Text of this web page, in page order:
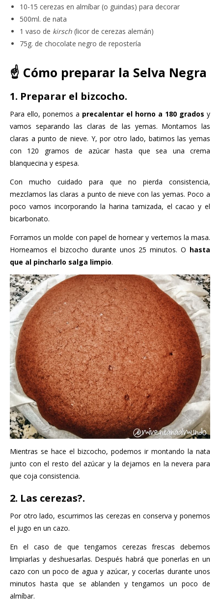
10-15 cerezas en almíbar (o guindas) para decorar
500ml. de nata
1 vaso de kirsch (licor de cerezas alemán)
75g. de chocolate negro de repostería
☝️ Cómo preparar la Selva Negra
1. Preparar el bizcocho.
Para ello, ponemos a precalentar el horno a 180 grados y
vamos separando las claras de las yemas. Montamos las
claras a punto de nieve. Y, por otro lado, batimos las yemas
con 120 gramos de azúcar hasta que sea una crema
blanquecina y espesa.
Con mucho cuidado para que no pierda consistencia,
mezclamos las claras a punto de nieve con las yemas. Poco a
poco vamos incorporando la harina tamizada, el cacao y el
bicarbonato.
Forramos un molde con papel de hornear y vertemos la masa.
Horneamos el bizcocho durante unos 25 minutos. O hasta
que al pincharlo salga limpio.
Mientras se hace el bizcocho, podemos ir montando la nata
junto con el resto del azúcar y la dejamos en la nevera para
que coja consistencia.
2. Las cerezas?.
Por otro lado, escurrimos las cerezas en conserva y ponemos
el jugo en un cazo.
En el caso de que tengamos cerezas frescas debemos
limpiarlas y deshuesarlas. Después habrá que ponerlas en un
cazo con un poco de agua y azúcar, y cocerlas durante unos
minutos hasta que se ablanden y tengamos un poco de
almíbar.